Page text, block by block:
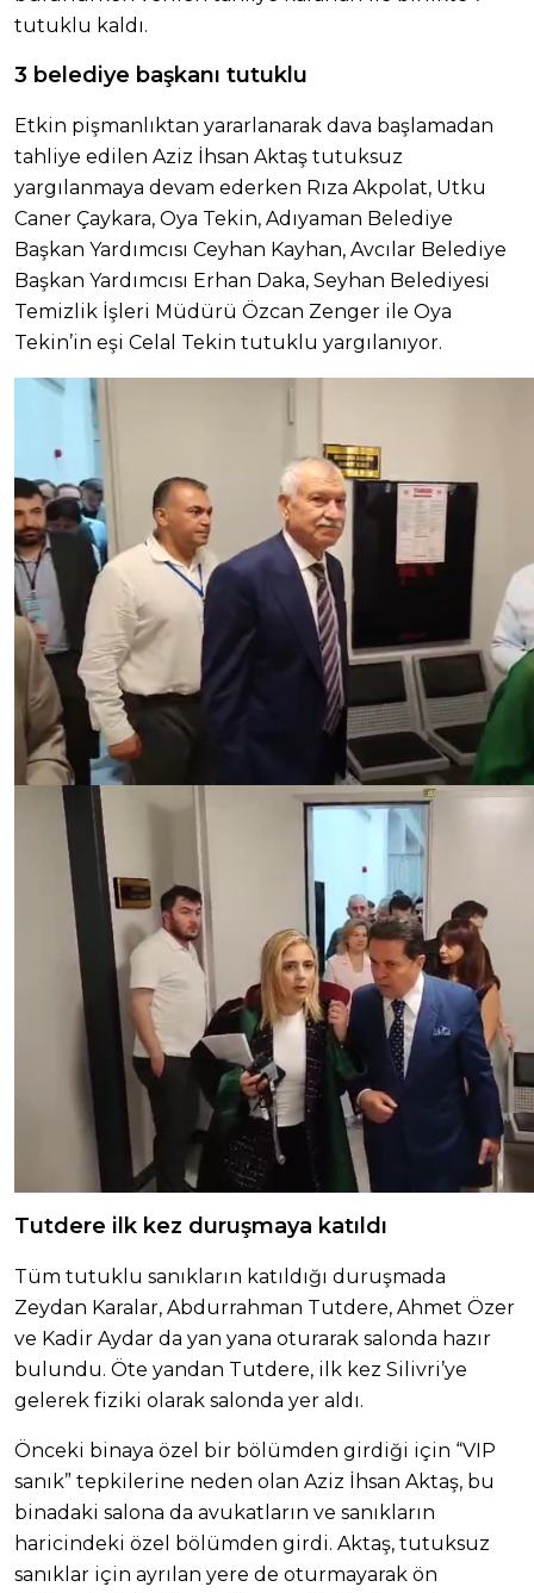
tutuklu kaldı.
3 belediye başkanı tutuklu
Etkin pişmanlıktan yararlanarak dava başlamadan
tahliye edilen Aziz İhsan Aktaş tutuksuz
yargılanmaya devam ederken Rıza Akpolat, Utku
Caner Çaykara, Oya Tekin, Adıyaman Belediye
Başkan Yardımcısı Ceyhan Kayhan, Avcılar Belediye
Başkan Yardımcısı Erhan Daka, Seyhan Belediyesi
Temizlik İşleri Müdürü Özcan Zenger ile Oya
Tekin’in eşi Celal Tekin tutuklu yargılanıyor.
Tutdere ilk kez duruşmaya katıldı
Tüm tutuklu sanıkların katıldığı duruşmada
Zeydan Karalar, Abdurrahman Tutdere, Ahmet Özer
ve Kadir Aydar da yan yana oturarak salonda hazır
bulundu. Öte yandan Tutdere, ilk kez Silivri’ye
gelerek fiziki olarak salonda yer aldı.
Önceki binaya özel bir bölümden girdiği için “VIP
sanık” tepkilerine neden olan Aziz İhsan Aktaş, bu
binadaki salona da avukatların ve sanıkların
haricindeki özel bölümden girdi. Aktaş, tutuksuz
sanıklar için ayrılan yere de oturmayarak ön